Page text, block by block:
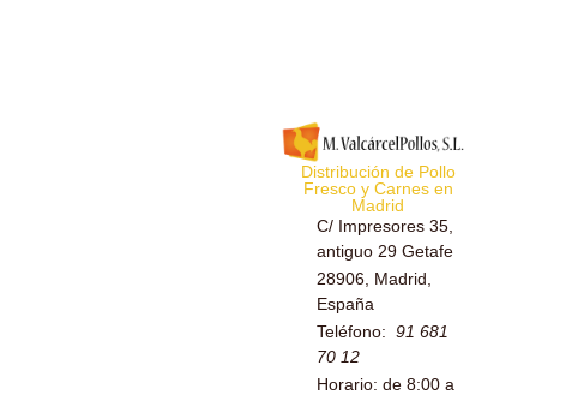
Distribución de Pollo
Fresco y Carnes en
Madrid
C/ Impresores 35,
antiguo 29 Getafe
28906, Madrid,
España
Teléfono: 91 681
70 12
Horario: de 8:00 a